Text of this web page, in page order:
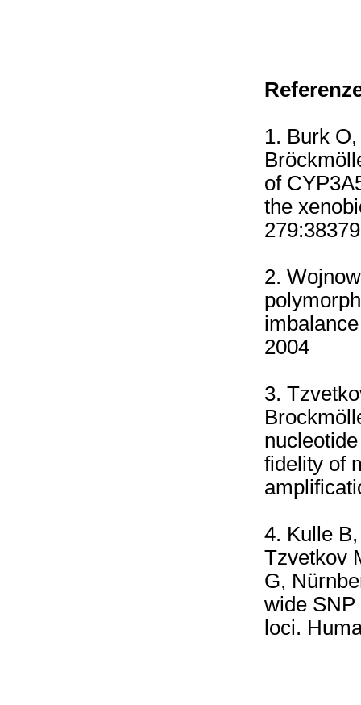
1. Burk
of
the
2.
2004
3.
fidelity of
4. Kulle
Tzvetkov
G,
wide SNP
loci.